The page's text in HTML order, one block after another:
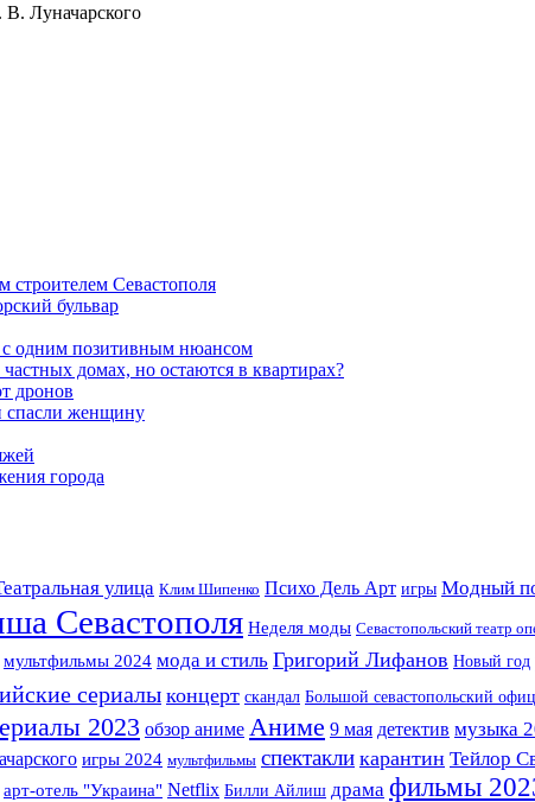
В. Луначарского
строителем Севастополя
бульвар
с одним позитивным нюансом
домах, но остаются в квартирах?
дронов
спасли женщину
города
улица Клим Шипенко Психо Дель Арт игры Модный
Севастополя Неделя моды Севастопольский театр
мультфильмы 2024 мода и стиль Григорий Лифанов Новый год
сериалыконцерт скандал Большой севастопольский
2023 обзор аниме Аниме 9 мая детектив музыка
игры 2024 мультфильмы спектакли карантин Тейлор
арт-отель "Украина" Netflix Билли Айлиш драма фильмы